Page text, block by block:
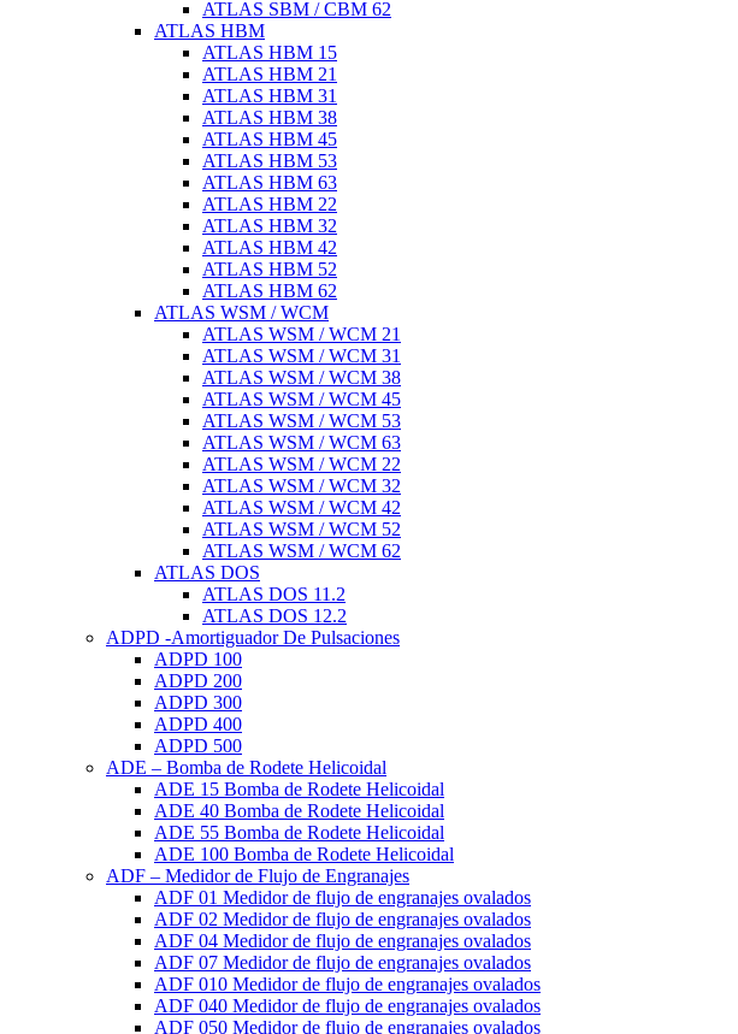
ATLAS SBM / CBM 62
ATLAS HBM
ATLAS HBM 15
ATLAS HBM 21
ATLAS HBM 31
ATLAS HBM 38
ATLAS HBM 45
ATLAS HBM 53
ATLAS HBM 63
ATLAS HBM 22
ATLAS HBM 32
ATLAS HBM 42
ATLAS HBM 52
ATLAS HBM 62
ATLAS WSM / WCM
ATLAS WSM / WCM 21
ATLAS WSM / WCM 31
ATLAS WSM / WCM 38
ATLAS WSM / WCM 45
ATLAS WSM / WCM 53
ATLAS WSM / WCM 63
ATLAS WSM / WCM 22
ATLAS WSM / WCM 32
ATLAS WSM / WCM 42
ATLAS WSM / WCM 52
ATLAS WSM / WCM 62
ATLAS DOS
ATLAS DOS 11.2
ATLAS DOS 12.2
ADPD -Amortiguador De Pulsaciones
ADPD 100
ADPD 200
ADPD 300
ADPD 400
ADPD 500
ADE – Bomba de Rodete Helicoidal
ADE 15 Bomba de Rodete Helicoidal
ADE 40 Bomba de Rodete Helicoidal
ADE 55 Bomba de Rodete Helicoidal
ADE 100 Bomba de Rodete Helicoidal
ADF – Medidor de Flujo de Engranajes
ADF 01 Medidor de flujo de engranajes ovalados
ADF 02 Medidor de flujo de engranajes ovalados
ADF 04 Medidor de flujo de engranajes ovalados
ADF 07 Medidor de flujo de engranajes ovalados
ADF 010 Medidor de flujo de engranajes ovalados
ADF 040 Medidor de flujo de engranajes ovalados
ADF 050 Medidor de flujo de engranajes ovalados